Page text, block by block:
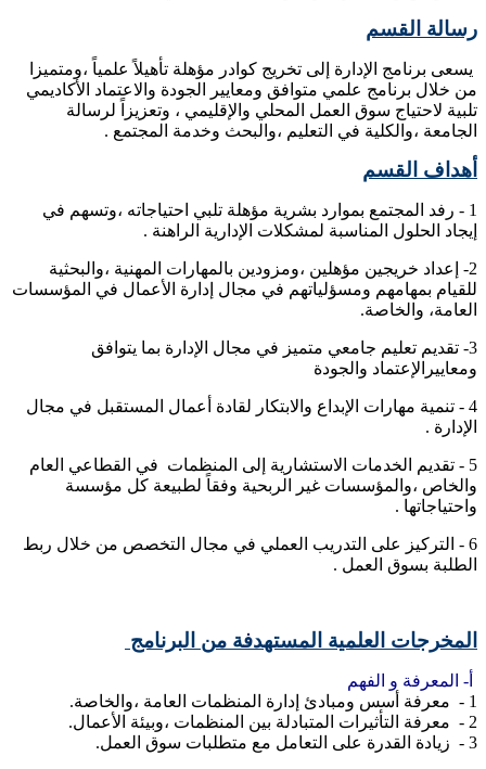
رسالة القسم
يسعى برنامج الإدارة إلى تخريج كوادر مؤهلة تأهيلاً علمياً ،ومتميزا
من خلال برنامج علمي متوافق ومعايير الجودة والاعتماد الأكاديمي
تلبية لاحتياج سوق العمل المحلي والإقليمي ، وتعزيزاً لرسالة
الجامعة ،والكلية في التعليم ،والبحث وخدمة المجتمع .
أهداف القسم
1 - رفد المجتمع بموارد بشرية مؤهلة تلبي احتياجاته ،وتسهم في
إيجاد الحلول المناسبة لمشكلات الإدارية الراهنة .
2- إعداد خريجين مؤهلين ،ومزودين بالمهارات المهنية ،والبحثية
للقيام بمهامهم ومسؤلياتهم في مجال إدارة الأعمال في المؤسسات
العامة، والخاصة.
3- تقديم تعليم جامعي متميز في مجال الإدارة بما يتوافق
ومعاييرالإعتماد والجودة
4 - تنمية مهارات الإبداع والابتكار لقادة أعمال المستقبل في مجال
الإدارة .
5 - تقديم الخدمات الاستشارية إلى المنظمات في القطاعي العام
والخاص ،والمؤسسات غير الربحية وفقاً لطبيعة كل مؤسسة
واحتياجاتها .
6 - التركيز على التدريب العملي في مجال التخصص من خلال ربط
الطلبة بسوق العمل .
المخرجات العلمية المستهدفة من البرنامج
أ- المعرفة و الفهم
1 - معرفة أسس ومبادئ إدارة المنظمات العامة ،والخاصة.
2 - معرفة التأثيرات المتبادلة بين المنظمات ،وبيئة الأعمال.
3 - زيادة القدرة على التعامل مع متطلبات سوق العمل.